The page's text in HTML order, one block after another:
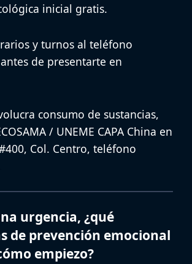
inicial gratis.
y turnos al teléfono
de presentarte en
consumo de sustancias,
/ UNEME CAPA China en
Col. Centro, teléfono
urgencia, ¿qué
de prevención emocional
empiezo?